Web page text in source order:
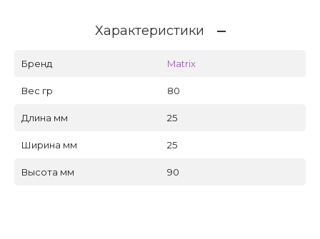
Характеристики
Бренд Matrix
Вес гр 80
Длина мм 25
Ширина мм 25
Высота мм 90